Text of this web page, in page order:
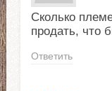
Сколько
продать, что
Ответить